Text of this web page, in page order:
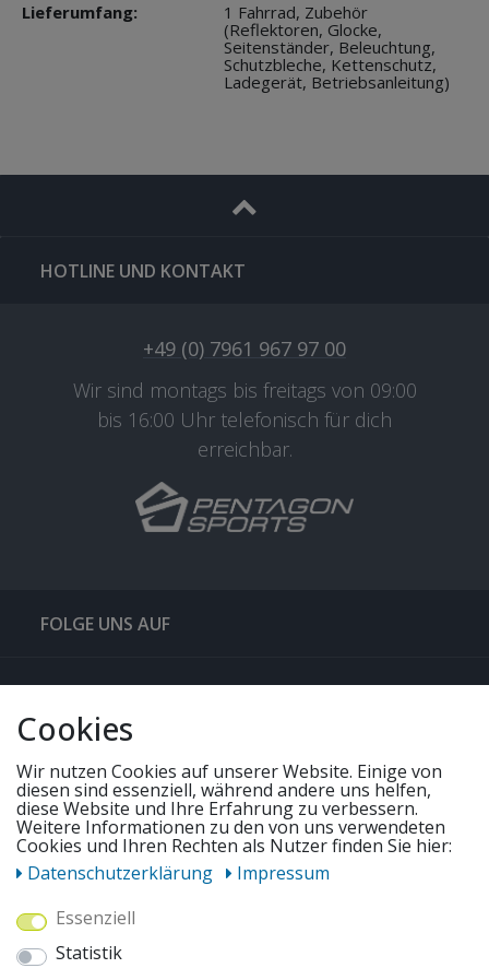
Lieferumfang:
1 Fahrrad, Zubehör
(Reflektoren, Glocke,
Seitenständer, Beleuchtung,
Schutzbleche, Kettenschutz,
Ladegerät, Betriebsanleitung)
HOTLINE UND KONTAKT
+49 (0) 7961 967 97 00
Wir sind montags bis freitags von 09:00
bis 16:00 Uhr telefonisch für dich
erreichbar.
FOLGE UNS AUF
QUICKLINKS & TIPPS
UNSERE ANGEBOTE
WIR VERSENDEN MIT
Cookies
Wir nutzen Cookies auf unserer Website. Einige von
diesen sind essenziell, während andere uns helfen,
diese Website und Ihre Erfahrung zu verbessern.
Weitere Informationen zu den von uns verwendeten
Cookies und Ihren Rechten als Nutzer finden Sie hier:
Daten­schutz­erklärung
Impressum
Essenziell
Statistik